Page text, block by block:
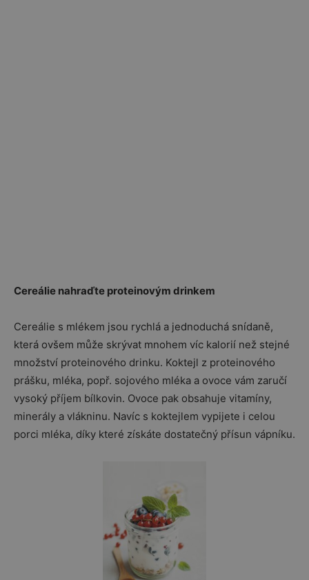
Cereálie nahraďte proteinovým drinkem
Cereálie s mlékem jsou rychlá a jednoduchá snídaně,
která ovšem může skrývat mnohem víc kalorií než stejné
množství proteinového drinku. Koktejl z proteinového
prášku, mléka, popř. sojového mléka a ovoce vám zaručí
vysoký příjem bílkovin. Ovoce pak obsahuje vitamíny,
minerály a vlákninu. Navíc s koktejlem vypijete i celou
porci mléka, díky které získáte dostatečný přísun vápníku.